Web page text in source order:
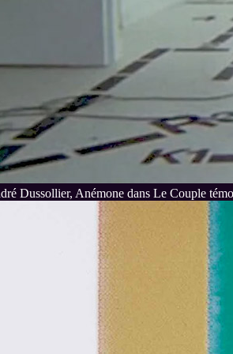
Dussollier, Anémone dans Le Couple